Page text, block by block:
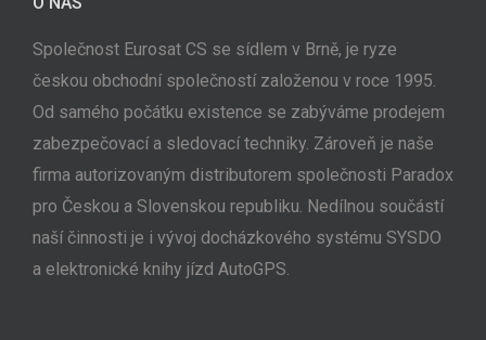
Společnost Eurosat CS se sídlem v Brně, je ryze
českou obchodní společností založenou v roce 1995.
Od samého počátku existence se zabýváme prodejem
zabezpečovací a sledovací techniky. Zároveň je naše
firma autorizovaným distributorem společnosti Paradox
pro Českou a Slovenskou republiku. Nedílnou součástí
naší činnosti je i vývoj docházkového systému SYSDO
a elektronické knihy jízd AutoGPS.